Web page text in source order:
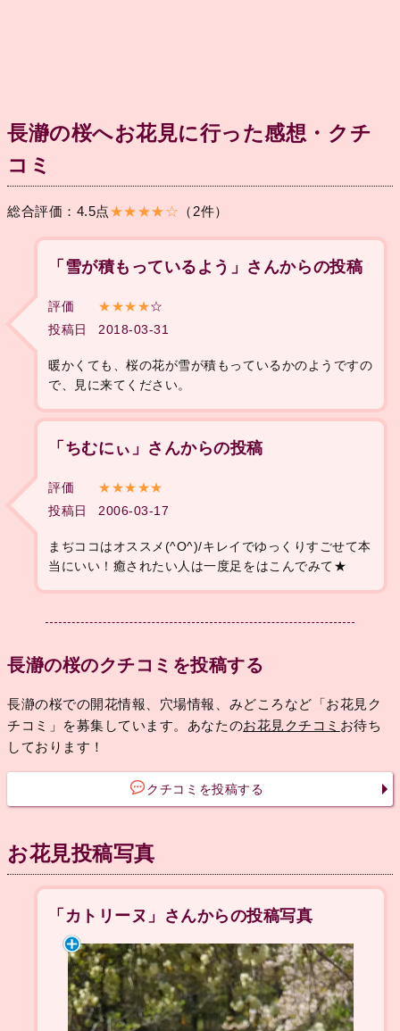
長瀞の桜へお花見に行った感想・クチ
コミ
総合評価：4.5点★★★★☆ （2件）
「雪が積もっているよう」さんからの投稿
評価 ★★★★☆
投稿日
2018-03-31
暖かくても、桜の花が雪が積もっているかのようですの
で、見に来てください。
「ちむにぃ」さんからの投稿
評価
★★★★★
投稿日
2006-03-17
まぢココはオススメ(^O^)/キレイでゆっくりすごせて本
当にいい！癒されたい人は一度足をはこんでみて★
長瀞の桜のクチコミを投稿する
長瀞の桜での開花情報、穴場情報、みどころなど「お花見ク
チコミ」を募集しています。あなたのお花見クチコミ お待ち
しております！
クチコミを投稿する
お花見投稿写真
「カトリーヌ」さんからの投稿写真